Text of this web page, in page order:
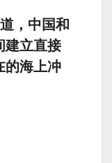
，中国和
建立直接
的海上冲